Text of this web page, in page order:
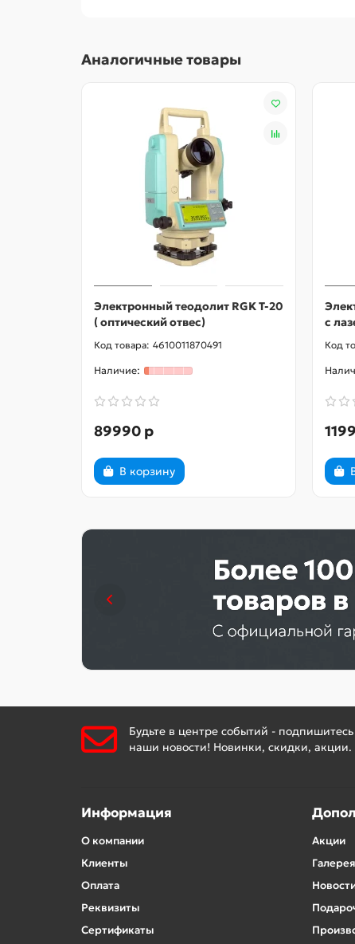
Аналогичные товары
Электронный теодолит RGK T-20
( оптический отвес)
4610011870491
89990 р
В корзину
с
Будьте в центре событий -
наши новости! Новинки, скидки, акции.
Информация
О компании
Клиенты
Оплата
Реквизиты
Сертификаты
Акции
Галерея